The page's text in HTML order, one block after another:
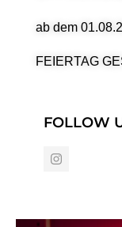
ab dem
FEIERTAG
FOLLOW